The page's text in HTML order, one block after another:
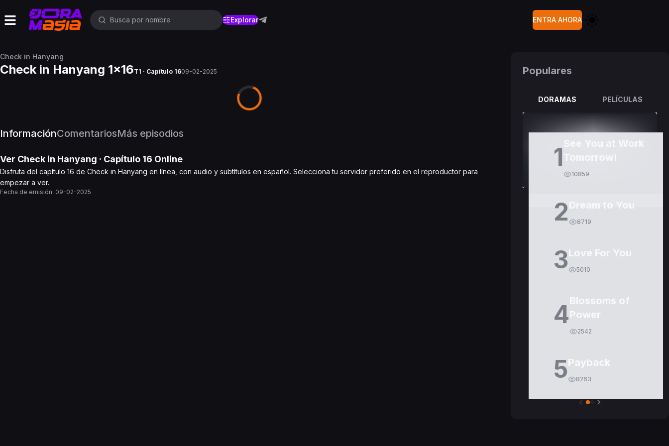
Explorar ENTRA AHORA
Check in Hanyang
Check in Hanyang 1x16T1 · Capítulo 1609-02-2025
InformaciónComentariosMás episodios
Ver Check in Hanyang · Capítulo 16 Online
Disfruta del capítulo 16 de Check in Hanyang en línea, con audio y subtítulos en español. Selecciona tu servidor preferido en el reproductor para
empezar a ver.
Fecha de emisión: 09-02-2025
Populares
DORAMAS PELÍCULAS
1See You at Work
Tomorrow!
10859
2 Dream to You
8719
3Love For You
5010
4Blossoms of
Power
2542
5Payback
8263